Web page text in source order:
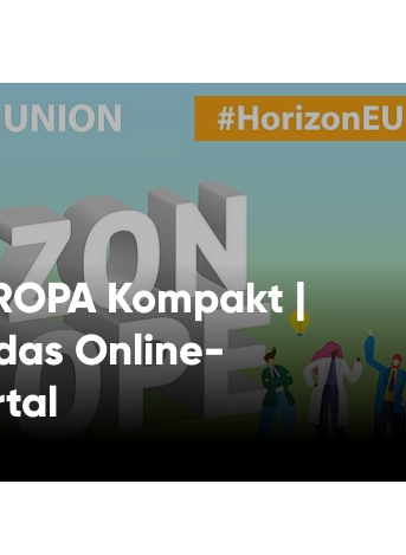
Kompakt |
Online-